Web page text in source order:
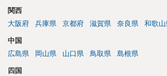
関西
大阪府
兵庫県 京都府 滋賀県 奈良県 和歌山
中国
広島県
岡山県 山口県 鳥取県 島根県
四国